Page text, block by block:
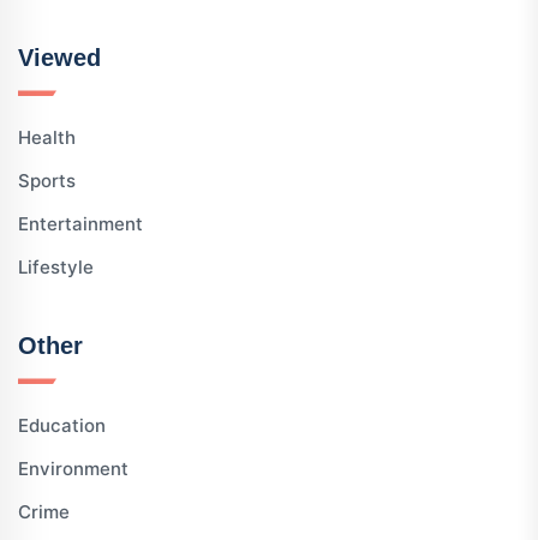
Viewed
Health
Sports
Entertainment
Lifestyle
Other
Education
Environment
Crime